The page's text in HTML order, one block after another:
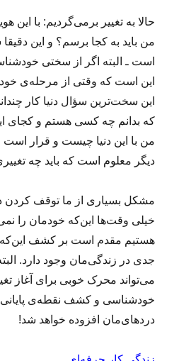
حالا به تغییر برمی‌گردیم: با این
من باید به کجا برسم؟ و این
است ـ البته اگر از سختی
این است که وقتی از مرحله‌ی
این سخت‌ترین سؤال دنیا کار
که بدانم چه کسی هستم و کجای
من با این دنیا چیست و قرار
دیگر معلوم است که باید چه
مشکل بسیاری از ما توقف کردن
خیلی وقت‌ها این‌که خودمان را
هستیم مقدم است بر کشف این‌که
جدی در زندگی‌مان وجود دارد.
می‌تواند محرک خوبی برای آغاز
خودشناسی و کشف نقطه‌ی پایانی
دردهای‌مان افزوده خواهد شد!